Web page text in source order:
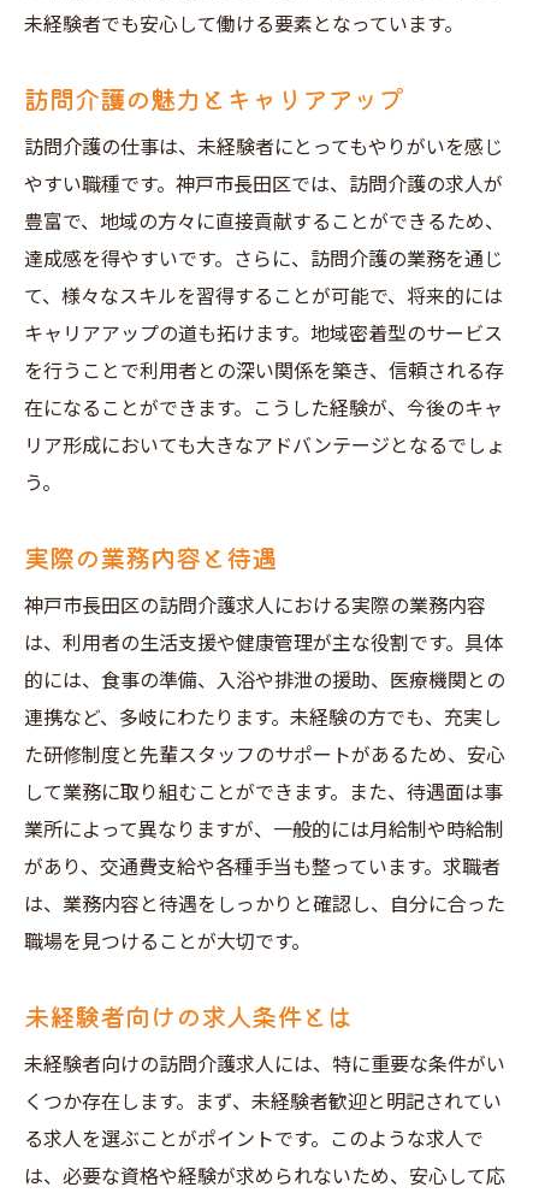
未経験者でも安心して働ける要素となっています。
訪問介護の魅力とキャリアアップ
訪問介護の仕事は、未経験者にとってもやりがいを感じ
やすい職種です。神戸市長田区では、訪問介護の求人が
豊富で、地域の方々に直接貢献することができるため、
達成感を得やすいです。さらに、訪問介護の業務を通じ
て、様々なスキルを習得することが可能で、将来的には
キャリアアップの道も拓けます。地域密着型のサービス
を行うことで利用者との深い関係を築き、信頼される存
在になることができます。こうした経験が、今後のキャ
リア形成においても大きなアドバンテージとなるでしょ
う。
実際の業務内容と待遇
神戸市長田区の訪問介護求人における実際の業務内容
は、利用者の生活支援や健康管理が主な役割です。具体
的には、食事の準備、入浴や排泄の援助、医療機関との
連携など、多岐にわたります。未経験の方でも、充実し
た研修制度と先輩スタッフのサポートがあるため、安心
して業務に取り組むことができます。また、待遇面は事
業所によって異なりますが、一般的には月給制や時給制
があり、交通費支給や各種手当も整っています。求職者
は、業務内容と待遇をしっかりと確認し、自分に合った
職場を見つけることが大切です。
未経験者向けの求人条件とは
未経験者向けの訪問介護求人には、特に重要な条件がい
くつか存在します。まず、未経験者歓迎と明記されてい
る求人を選ぶことがポイントです。このような求人で
は、必要な資格や経験が求められないため、安心して応